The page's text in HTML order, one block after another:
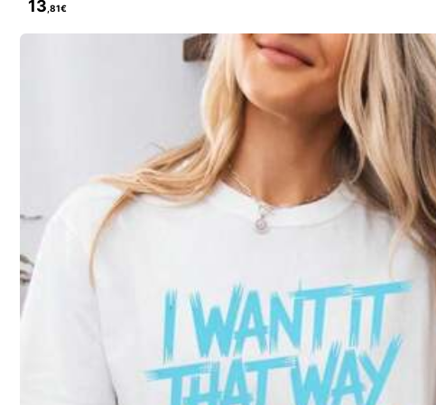
YINSH SHOP
41 Follower
Vor 1 Tag
211 Kürzlich verkauft
Folgen
Könnte Dir Auch Gefallen
13 ,81€